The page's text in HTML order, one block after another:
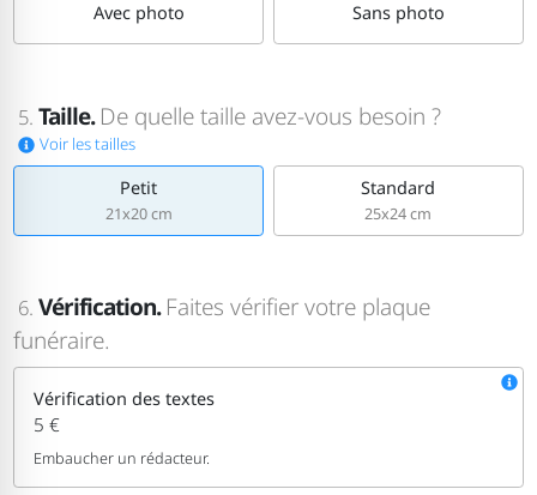
Avec photo Sans photo
5. Taille. De quelle taille avez-vous besoin ?
Voir les tailles
Petit
21x20 cm
Standard
25x24 cm
6. Vérification. Faites vérifier votre plaque
funéraire.
Vérification des textes
5 €
Embaucher un rédacteur.